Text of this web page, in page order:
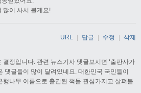
많이 사서 볼게요!
정입니다. 관련 뉴스기사 댓글보시면 ‘출판사가
댓글들이 많이 달려있네요. 대한민국 국민들이
행나무 이름으로 출간된 책들 관심가지고 살펴볼
URL 답글 수정 삭제